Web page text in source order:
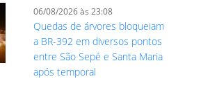
06/08/2026 às 23:08
Quedas de árvores bloqueiam
a BR-392 em diversos pontos
entre São Sepé e Santa Maria
após temporal